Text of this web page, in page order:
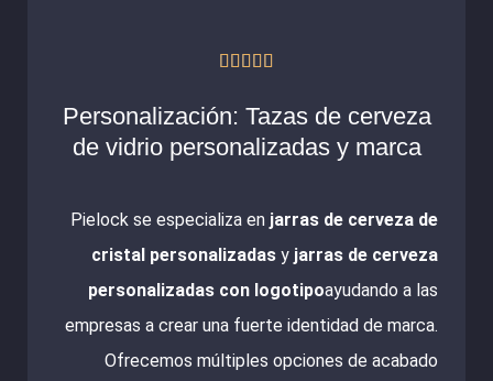
    
Personalización: Tazas de cerveza
de vidrio personalizadas y marca
Pielock se especializa en jarras de cerveza de
cristal personalizadas y jarras de cerveza
personalizadas con logotipoayudando a las
empresas a crear una fuerte identidad de marca.
Ofrecemos múltiples opciones de acabado